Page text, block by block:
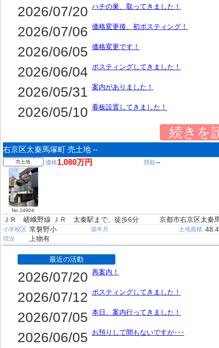
2026/07/20 ハチの巣、取ってきました！
2026/07/06 価格変更後、初ポスティング！
2026/06/05 価格変更です！
2026/06/04 ポスティングしてきました！
2026/05/31 案内がありました！
2026/05/10 看板設置してきました！
続きを
右京区太秦馬塚町 売土地 --
売土地
No 24904
価格1,080万円 間取--
ＪＲ 嵯峨野線 ＪＲ 太秦駅まで、徒歩6分 京都市右京区太秦
小学校区 常磐野小 築年月 土地面積
現況 上物有
最近の活動
2026/07/20 再案内！
2026/07/12 ポスティングしてきました！
2026/07/05 本日、案内行ってきました！
2026/06/05 お預りして間もないですが･･･